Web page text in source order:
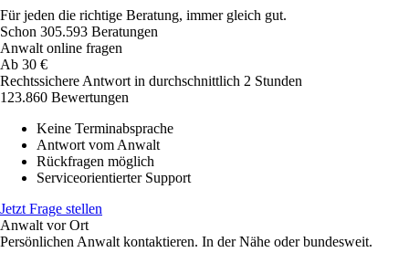
Für jeden die richtige Beratung, immer gleich gut.
Schon 305.593 Beratungen
Anwalt online fragen
Ab 30 €
Rechtssichere Antwort in durchschnittlich 2 Stunden
123.860 Bewertungen
Keine Terminabsprache
Antwort vom Anwalt
Rückfragen möglich
Serviceorientierter Support
Jetzt Frage stellen
Anwalt vor Ort
Persönlichen Anwalt kontaktieren. In der Nähe oder bundesweit.